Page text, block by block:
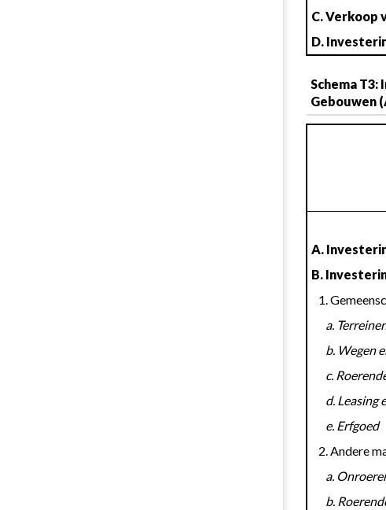
C. Verkoop
D.
Schema
Gebouwen
A.
B.
1.
a.
b.
c.
d.
      e. Erfgoed
2. Andere
a.
b.